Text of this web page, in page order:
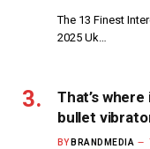
The 13 Finest
2025 Uk…
That’s
bullet
BY BRANDMEDIA